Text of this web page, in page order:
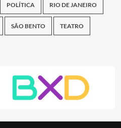
POLÍTICA RIO DE JANEIRO
SÃO BENTO TEATRO